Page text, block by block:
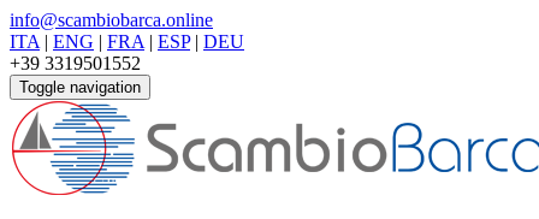
info@scambiobarca.online
ITA | ENG | FRA | ESP| DEU
+39 3319501552
Toggle navigation